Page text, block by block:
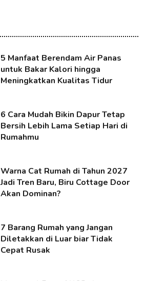
5 Manfaat Berendam Air Panas
untuk Bakar Kalori hingga
Meningkatkan Kualitas Tidur
6 Cara Mudah Bikin Dapur Tetap
Bersih Lebih Lama Setiap Hari di
Rumahmu
Warna Cat Rumah di Tahun 2027
Jadi Tren Baru, Biru Cottage Door
Akan Dominan?
7 Barang Rumah yang Jangan
Diletakkan di Luar biar Tidak
Cepat Rusak